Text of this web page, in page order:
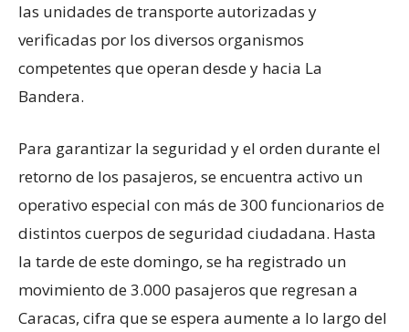
las unidades de transporte autorizadas y
verificadas por los diversos organismos
competentes que operan desde y hacia La
Bandera.
Para garantizar la seguridad y el orden durante el
retorno de los pasajeros, se encuentra activo un
operativo especial con más de 300 funcionarios de
distintos cuerpos de seguridad ciudadana. Hasta
la tarde de este domingo, se ha registrado un
movimiento de 3.000 pasajeros que regresan a
Caracas, cifra que se espera aumente a lo largo del